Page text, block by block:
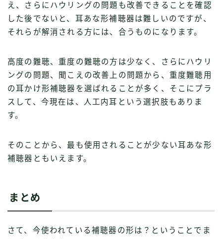
え、さらにハウリングの問題も改善できることを確認
した後でないと、耳あな形補聴器は難しいのですが、
それらが解消される方には、合うものになります。
高度の難聴、重度の難聴の方は少なく、さらにハウリ
ングの問題、聞こえの改善上の問題から、重度難聴用
の耳かけ形補聴器を選ばれることが多く、そこにプラ
スして、今現在は、人工内耳という選択肢もありま
す。
そのことから、最も使用されることが少ない耳あな形
補聴器ともいえます。
まとめ
さて、今使われている補聴器の形は？ということでま